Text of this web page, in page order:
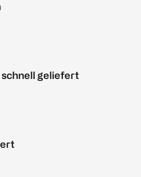
geliefert